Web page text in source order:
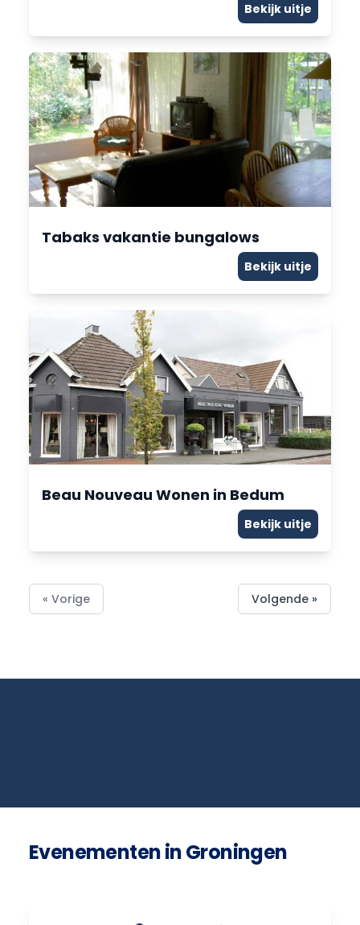
Bekijk uitje
Tabaks vakantie bungalows
Bekijk uitje
Beau Nouveau Wonen in Bedum
Bekijk uitje
« Vorige Volgende »
Evenementen in Groningen